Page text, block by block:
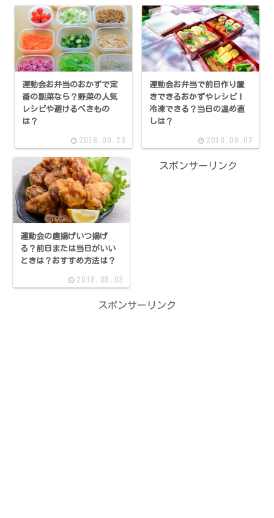
運動会お弁当のおかずで定
番の副菜なら？野菜の人気
レシピや避けるべきもの
は？
2018.08.23
運動会お弁当で前日作り置
きできるおかずやレシピ！
冷凍できる？当日の温め直
しは？
2018.08.07
運動会の唐揚げいつ揚げ
る？前日または当日がいい
ときは？おすすめ方法は？
2018.08.03
スポンサーリンク
スポンサーリンク